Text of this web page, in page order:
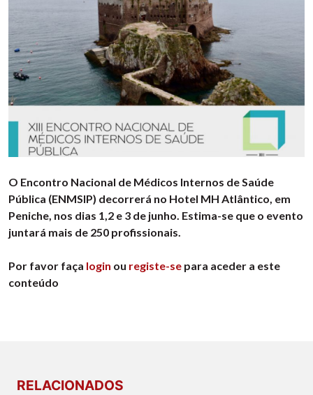
O Encontro Nacional de Médicos Internos de Saúde
Pública (ENMSIP) decorrerá no Hotel MH Atlântico, em
Peniche, nos dias 1,2 e 3 de junho. Estima-se que o evento
juntará mais de 250 profissionais.
Por favor faça login ou registe-se para aceder a este
conteúdo
RELACIONADOS